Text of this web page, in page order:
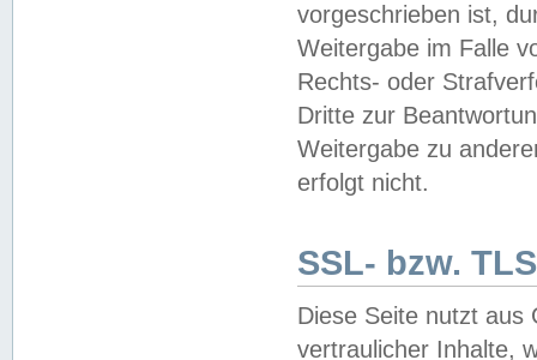
vorgeschrieben ist,
Weitergabe im Falle
Rechts- oder
Dritte zur
Weitergabe zu
erfolgt nicht.
SSL- bzw.
Diese Seite nutzt aus
vertraulicher Inhalte,